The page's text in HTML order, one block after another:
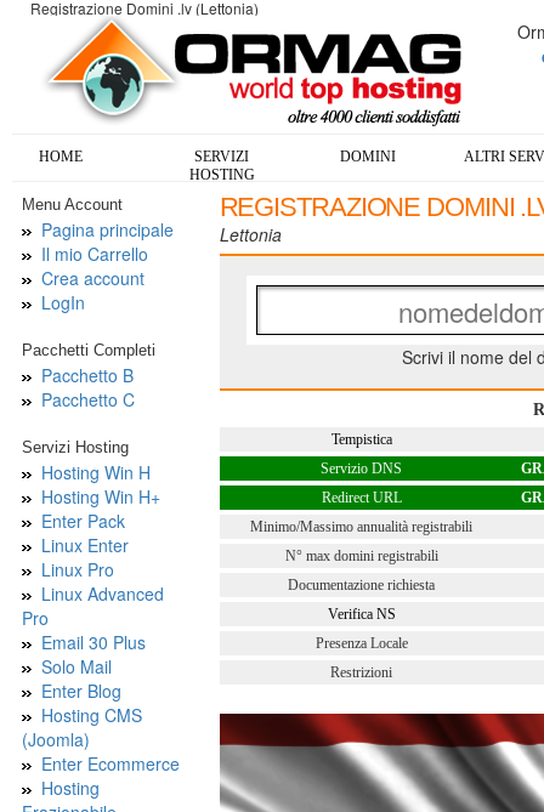
Registrazione Domini .lv (Lettonia)
HOME
SERVIZI
HOSTING
DOMINI ALTRI
Menu Account
Pagina principale
Il mio Carrello
Crea account
LogIn
Pacchetti Completi
Pacchetto B
Pacchetto C
Servizi Hosting
Hosting Win H
Hosting Win H+
Enter Pack
Linux Enter
Linux Pro
Linux Advanced
Pro
Email 30 Plus
Solo Mail
Enter Blog
Hosting CMS
(Joomla)
Enter Ecommerce
Hosting
REGISTRAZIONE DOMINI
Lettonia
Scrivi il nome del
Tempistica
Servizio DNS
Redirect URL
Minimo/Massimo annualità registrabili
N° max domini registrabili
Documentazione richiesta
Verifica NS
Presenza Locale
Restrizioni